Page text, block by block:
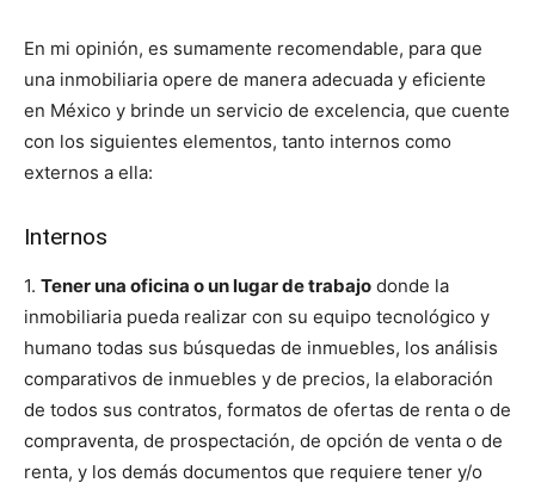
En mi opinión, es sumamente recomendable, para que
una inmobiliaria opere de manera adecuada y eficiente
en México y brinde un servicio de excelencia, que cuente
con los siguientes elementos, tanto internos como
externos a ella:
Internos
1. Tener una oficina o un lugar de trabajo donde la
inmobiliaria pueda realizar con su equipo tecnológico y
humano todas sus búsquedas de inmuebles, los análisis
comparativos de inmuebles y de precios, la elaboración
de todos sus contratos, formatos de ofertas de renta o de
compraventa, de prospectación, de opción de venta o de
renta, y los demás documentos que requiere tener y/o